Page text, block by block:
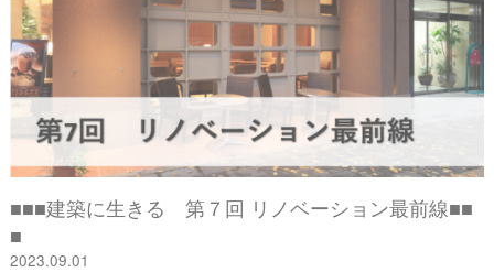
■■■建築に生きる 第７回 リノベーション最前線■■
■
2023.09.01